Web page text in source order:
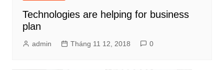
Technologies are helping for business
plan
admin Tháng 11 12, 2018 0